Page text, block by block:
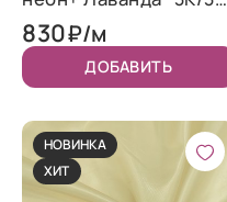
WR TPU 320
830₽/м
ДОБАВИТЬ
НОВИНКА
ХИТ